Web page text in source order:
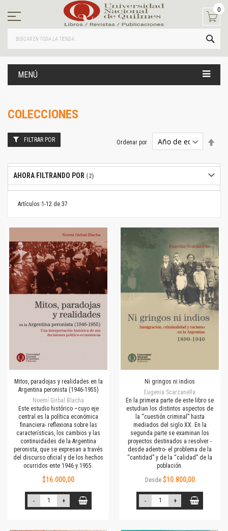
contenido
0
MENÚ
COLECCIONES
Artículos 1-12 de 37
Ordenar por
Mitos, paradojas y realidades en la
Argentina peronista (1946-1955)
Noemí Girbal Blacha
Este estudio histórico –cuyo eje
central es la política económica
financiera- reflexiona sobre las
características, los cambios y las
continuidades de la Argentina
peronista, que se expresan a través
del discurso oficial y de los hechos
ocurridos ente 1946 y 1955.
$16.000,00
- +
Ni gringos ni indios
Eugenia Scarzanella
En la primera parte de este libro se
estudian los distintos aspectos de
la “cuestión criminal” hasta
mediados del siglo XX. En la
segunda parte se examinan los
proyectos destinados a resolver -
desde adentro- el problema de la
“cantidad” y de la “calidad” de la
población.
Desde $10.800,00
- +
FILTRAR POR
AHORA FILTRANDO POR